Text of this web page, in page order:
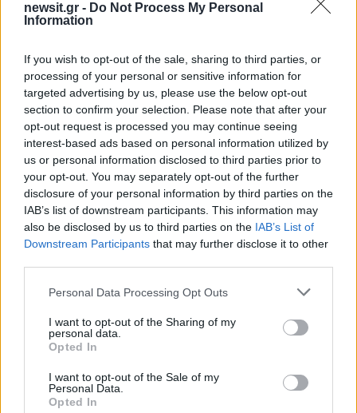
newsit.gr - Do Not Process My Personal
Information
If you wish to opt-out of the sale, sharing to third parties, or
processing of your personal or sensitive information for
targeted advertising by us, please use the below opt-out
section to confirm your selection. Please note that after your
opt-out request is processed you may continue seeing
interest-based ads based on personal information utilized by
us or personal information disclosed to third parties prior to
your opt-out. You may separately opt-out of the further
disclosure of your personal information by third parties on the
IAB’s list of downstream participants. This information may
also be disclosed by us to third parties on the IAB’s List of
Downstream Participants that may further disclose it to other
Please note that this website/app uses one or more Google
not limited to your visit or usage behaviour. You may click to
grant or deny consent to Google and its third-party tags to
use your data for below specified purposes in below Google
consent section.
Personal Data Processing Opt Outs
I want to opt-out of the Sharing of my
personal data.
Opted In
I want to opt-out of the Sale of my
Personal Data.
Opted In
2000 /2000
Υποβολή σχολίου
Όροι Χρήσης. Το site προστατεύεται από reCAPTCHA, ισχύουν
Πολιτική Απορρήτου&Όροι Χρήσηςτης Google.
Κόσμος
Ακολουθήστε το Νewsit.gr στο
τελευταία νέατης ημέρας